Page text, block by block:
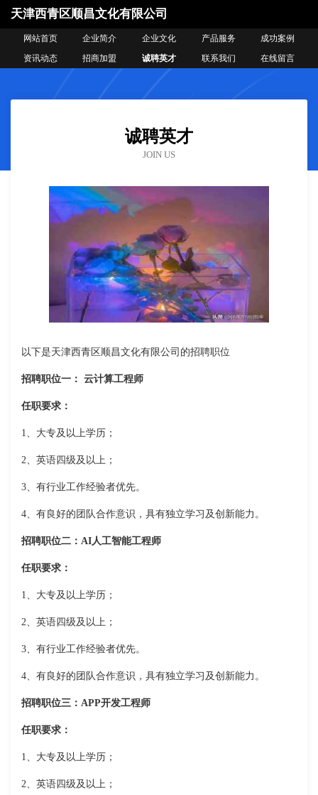
天津西青区顺昌文化有限公司
网站首页 企业简介 企业文化 产品服务
成功案例
资讯动态
招商加盟 诚聘英才 联系我们 在线留言
诚聘英才
JOIN US
以下是天津西青区顺昌文化有限公司的招聘职位
招聘职位一： 云计算工程师
任职要求：
1、大专及以上学历；
2、英语四级及以上；
3、有行业工作经验者优先。
4、有良好的团队合作意识，具有独立学习及创新能力。
招聘职位二：AI人工智能工程师
任职要求：
1、大专及以上学历；
2、英语四级及以上；
3、有行业工作经验者优先。
4、有良好的团队合作意识，具有独立学习及创新能力。
招聘职位三：APP开发工程师
任职要求：
1、大专及以上学历；
2、英语四级及以上；